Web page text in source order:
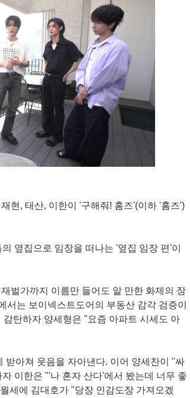
현, 태산, 이한이 '구해줘! 홈즈'(이하 '홈즈')
옆집으로 임장을 떠나는 '옆집 임장 편'이
벌가까지 이름만 들어도 알 만한 화제의 장
는 보이넥스트도어의 부동산 감각 검증이
탄하자 양세형은 "요즘 아파트 시세도 아
받아쳐 웃음을 자아낸다. 이어 양세찬이 "싸
이한은 "'나 혼자 산다'에서 봤는데 너무 좋
세에 김대호가 "당장 인감도장 가져오겠